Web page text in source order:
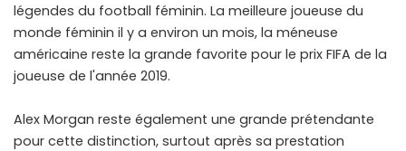
légendes du football féminin. La meilleure joueuse du
monde féminin il y a environ un mois, la méneuse
américaine reste la grande favorite pour le prix FIFA de la
joueuse de l'année 2019.
Alex Morgan reste également une grande prétendante
pour cette distinction, surtout après sa prestation